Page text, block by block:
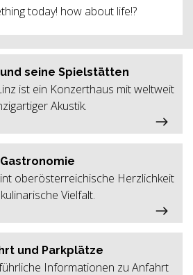
today! how about life!?
und seine Spielstätten
ist ein Konzerthaus mit weltweit
Akustik.
Gastronomie
oberösterreichische Herzlichkeit
Vielfalt.
und Parkplätze
Informationen zu Anfahrt